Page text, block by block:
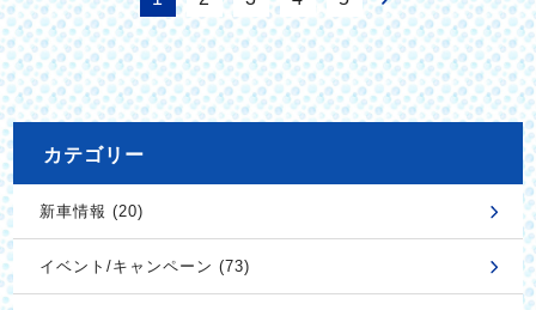
カテゴリー
新車情報 (20)
イベント/キャンペーン (73)